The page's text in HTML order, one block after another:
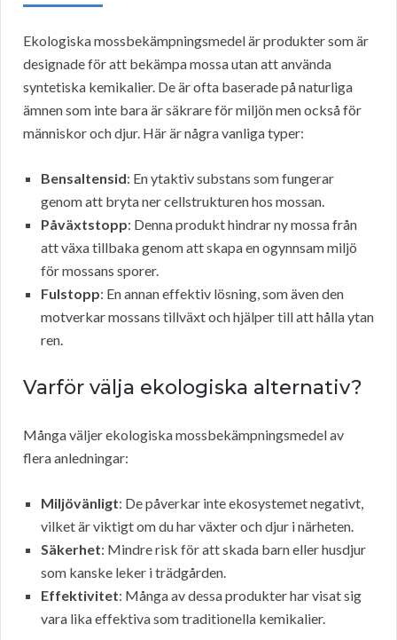
Ekologiska mossbekämpningsmedel är produkter som är
designade för att bekämpa mossa utan att använda
syntetiska kemikalier. De är ofta baserade på naturliga
ämnen som inte bara är säkrare för miljön men också för
människor och djur. Här är några vanliga typer:
Bensaltensid: En ytaktiv substans som fungerar
genom att bryta ner cellstrukturen hos mossan.
Påväxtstopp: Denna produkt hindrar ny mossa från
att växa tillbaka genom att skapa en ogynnsam miljö
för mossans sporer.
Fulstopp: En annan effektiv lösning, som även den
motverkar mossans tillväxt och hjälper till att hålla ytan
ren.
Varför välja ekologiska alternativ?
Många väljer ekologiska mossbekämpningsmedel av
flera anledningar:
Miljövänligt: De påverkar inte ekosystemet negativt,
vilket är viktigt om du har växter och djur i närheten.
Säkerhet: Mindre risk för att skada barn eller husdjur
som kanske leker i trädgården.
Effektivitet: Många av dessa produkter har visat sig
vara lika effektiva som traditionella kemikalier.